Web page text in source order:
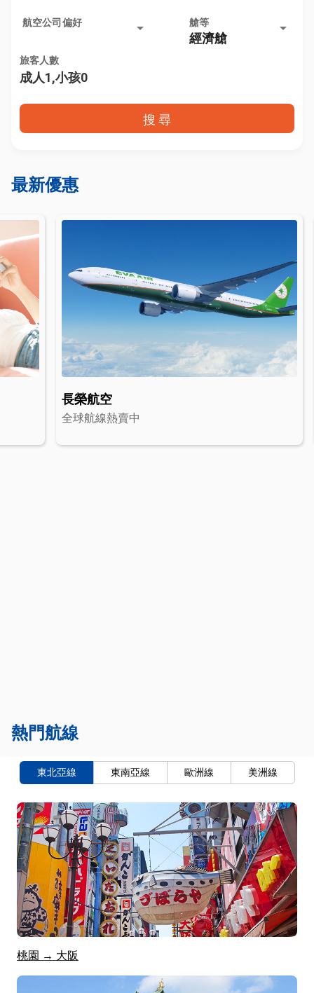
航空公司偏好 arrow_drop_down
經濟艙
艙等 arrow_drop_down
旅客人數
成人1,小孩0
搜 尋
最新優惠
長榮航空
全球航線熱賣中
熱門航線
東北亞線 東南亞線 歐洲線 美洲線
桃園 → 大阪